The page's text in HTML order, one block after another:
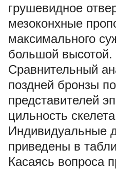
грушевидное
мезоконхные
максимального
большой высотой.
Сравнительный
поздней бронзы
представителей
цильность
Индивидуальные
приведены в
Касаясь вопроса